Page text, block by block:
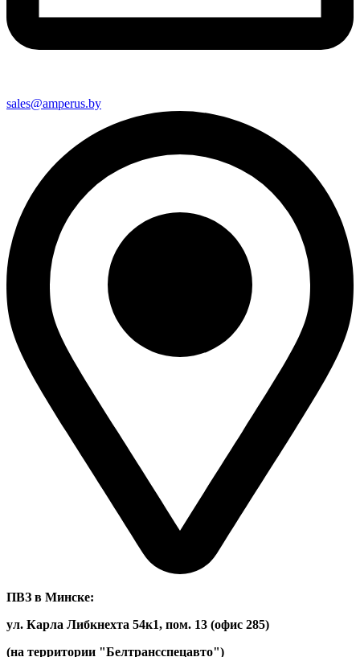
sales@amperus.by
ПВЗ в Минске:
ул. Карла Либкнехта 54к1, пом. 13 (офис 285)
(на территории "Белтрансспецавто")